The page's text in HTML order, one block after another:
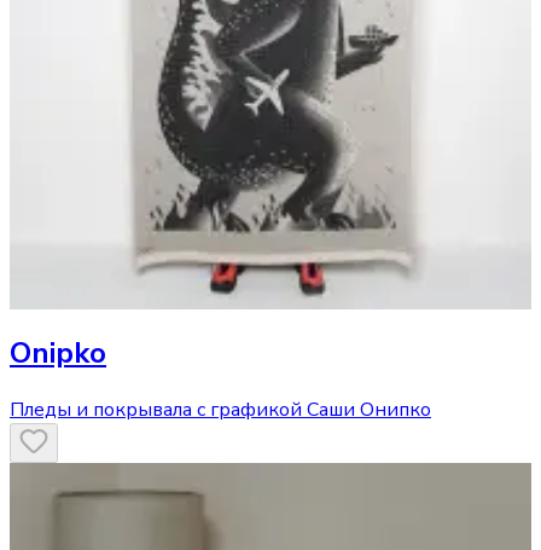
Onipko
Пледы и покрывала с графикой Саши Онипко